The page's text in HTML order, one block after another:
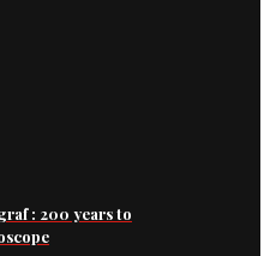
: 200 years to